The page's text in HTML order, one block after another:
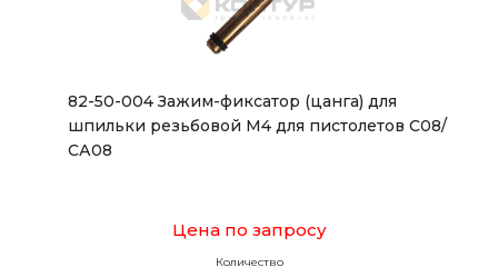
82-50-004 Зажим-фиксатор (цанга) для
шпильки резьбовой М4 для пистолетов С08/
СА08
Цена по запросу
Количество